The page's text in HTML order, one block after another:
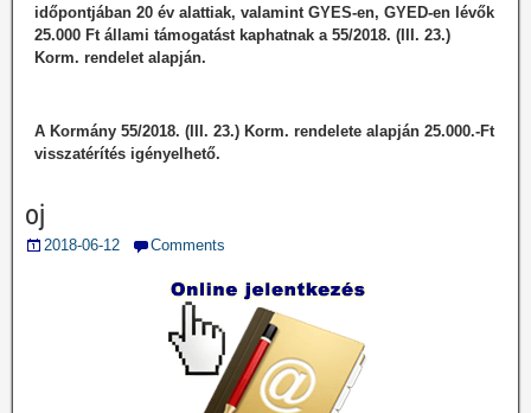
időpontjában 20 év alattiak, valamint GYES-en, GYED-en lévők
25.000 Ft állami támogatást kaphatnak a 55/2018. (III. 23.)
Korm. rendelet alapján.
A Kormány 55/2018. (III. 23.) Korm. rendelete alapján 25.000.-Ft
visszatérítés igényelhető.
oj
2018-06-12 Comments